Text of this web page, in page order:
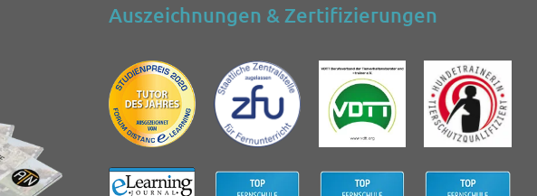
Auszeichnungen & Zertifizierungen